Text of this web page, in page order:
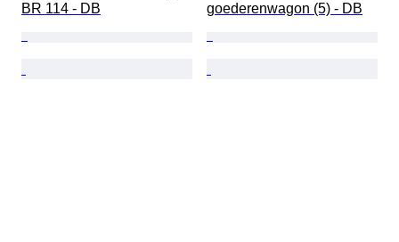
BR 114 - DB
goederenwagon (5) - DB